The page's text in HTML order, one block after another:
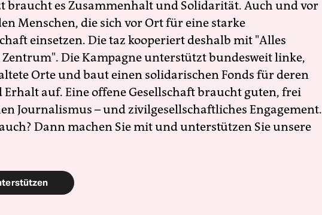
braucht es Zusammenhalt und Solidarität. Auch und vor
Menschen, die sich vor Ort für eine starke
einsetzen. Die taz kooperiert deshalb mit "Alles
Die Kampagne unterstützt bundesweit linke,
Orte und baut einen solidarischen Fonds für deren
Erhalt auf. Eine offene Gesellschaft braucht guten, frei
Journalismus – und zivilgesellschaftliches Engagement.
Dann machen Sie mit und unterstützen Sie unsere